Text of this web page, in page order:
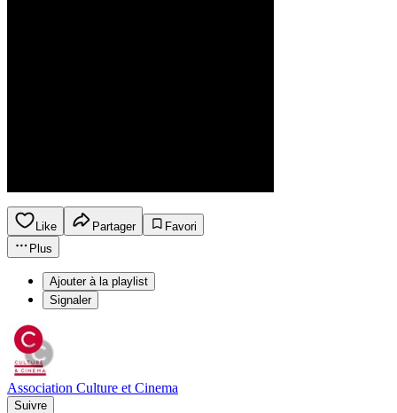
Like Partager
Favori
Plus
Ajouter à la playlist
Signaler
Association Culture et Cinema
Suivre